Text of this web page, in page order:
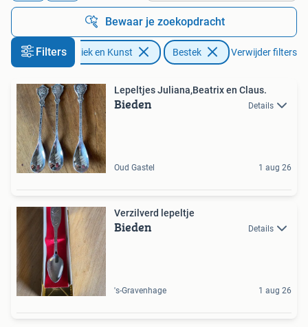
Bewaar je zoekopdracht
FiltersAntiek en Kunst Bestek Verwijder filters
Lepeltjes Juliana,Beatrix en Claus.
Bieden Details
Oud Gastel 1 aug 26
Verzilverd lepeltje
Bieden Details
's-Gravenhage 1 aug 26